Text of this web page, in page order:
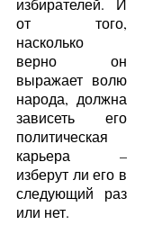
избирателей. И
от того,
насколько
верно он
выражает волю
народа, должна
зависеть его
политическая
карьера –
изберут ли его в
следующий раз
или нет.